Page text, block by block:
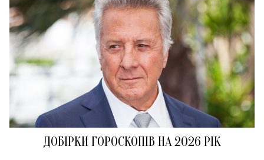
ДОБІРКИ ГОРОСКОПІВ НА 2026 РІК